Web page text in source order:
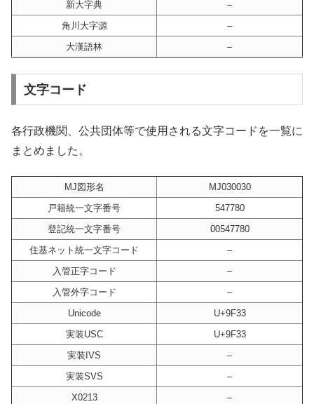
新大字典
–
角川大字源
–
大漢語林
–
文字コード
各行政機関、公共団体等で使用される文字コードを一覧に
まとめました。
MJ図形名
MJ030030
戸籍統一文字番号
547780
登記統一文字番号
00547780
住基ネット統一文字コード
–
入管正字コード
–
入管外字コード
–
Unicode
U+9F33
実装USC
U+9F33
実装IVS
–
実装SVS
–
X0213
–